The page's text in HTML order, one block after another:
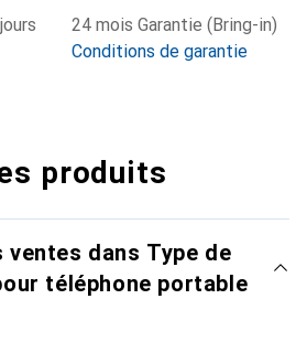
24 mois Garantie (Bring-in)
Conditions de garantie
produits
ventes dans Type de
téléphone portable